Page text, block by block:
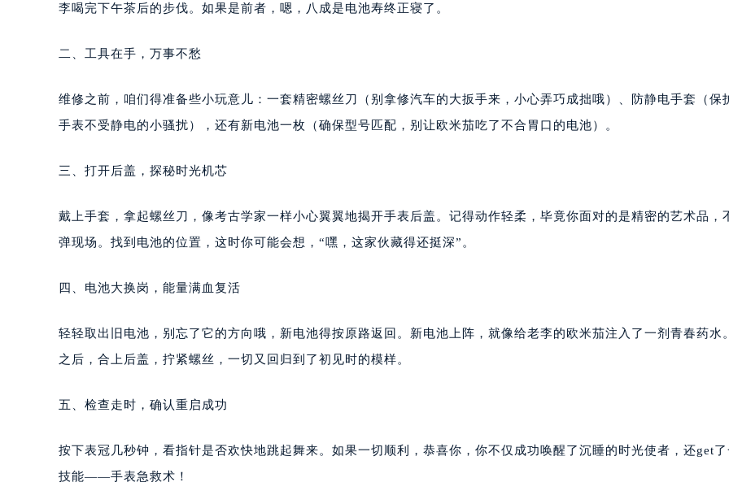
李喝完下午茶后的步伐。如果是前者，嗯，八成是电池寿终正寝了。
二、工具在手，万事不愁
维修之前，咱们得准备些小玩意儿：一套精密螺丝刀（别拿修汽车的大扳手来，小心弄巧成拙哦）、防静电手套（保
手表不受静电的小骚扰），还有新电池一枚（确保型号匹配，别让欧米茄吃了不合胃口的电池）。
三、打开后盖，探秘时光机芯
戴上手套，拿起螺丝刀，像考古学家一样小心翼翼地揭开手表后盖。记得动作轻柔，毕竟你面对的是精密的艺术品，
弹现场。找到电池的位置，这时你可能会想，“嘿，这家伙藏得还挺深”。
四、电池大换岗，能量满血复活
轻轻取出旧电池，别忘了它的方向哦，新电池得按原路返回。新电池上阵，就像给老李的欧米茄注入了一剂青春药水
之后，合上后盖，拧紧螺丝，一切又回归到了初见时的模样。
五、检查走时，确认重启成功
按下表冠几秒钟，看指针是否欢快地跳起舞来。如果一切顺利，恭喜你，你不仅成功唤醒了沉睡的时光使者，还get
技能——手表急救术！